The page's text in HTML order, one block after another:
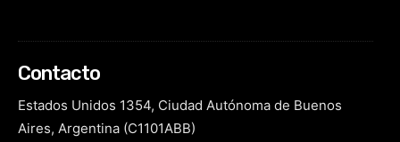
Contacto
Estados Unidos 1354, Ciudad Autónoma de Buenos
Aires, Argentina (C1101ABB)